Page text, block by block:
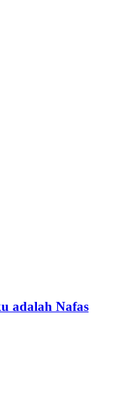
adalah Nafas